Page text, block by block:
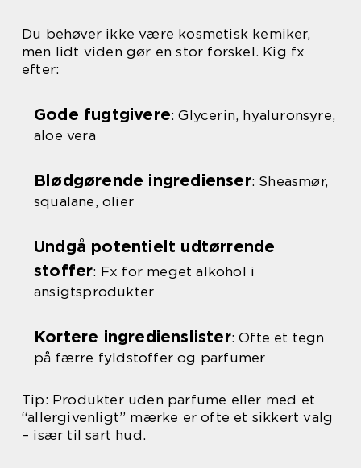
Du behøver ikke være kosmetisk kemiker,
men lidt viden gør en stor forskel. Kig fx
efter:
Gode fugtgivere: Glycerin, hyaluronsyre,
aloe vera
Blødgørende ingredienser: Sheasmør,
squalane, olier
Undgå potentielt udtørrende
stoffer: Fx for meget alkohol i
ansigtsprodukter
Kortere ingredienslister: Ofte et tegn
på færre fyldstoffer og parfumer
Tip: Produkter uden parfume eller med et
“allergivenligt” mærke er ofte et sikkert valg
– især til sart hud.